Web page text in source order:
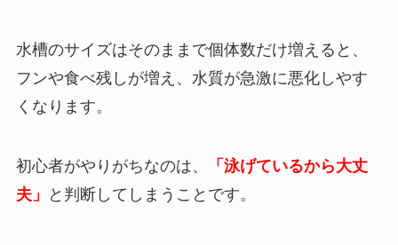
水槽のサイズはそのままで個体数だけ増えると、
フンや食べ残しが増え、水質が急激に悪化しやす
くなります。
初心者がやりがちなのは、
「泳げているから大丈
夫」
と判断してしまうことです。